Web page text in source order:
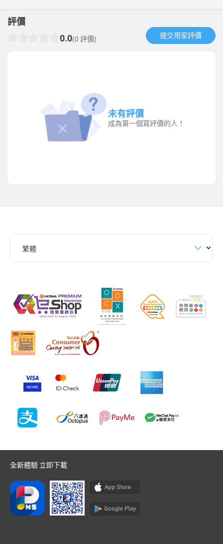
評價
0.0(0 評價) 提交用家評價​
未有評價
成為第一個寫評價的人！
全新體驗 立即下載